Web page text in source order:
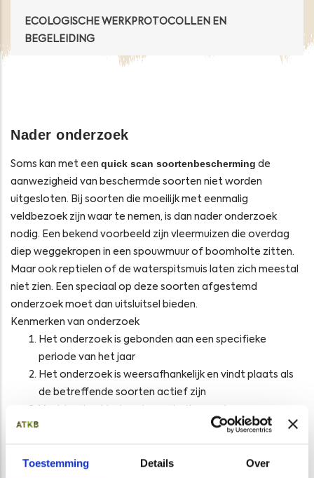
Toestemming Details Over
ECOLOGISCHE WERKPROTOCOLLEN EN
BEGELEIDING
Nader onderzoek
Soms kan met een quick scan soortenbescherming de
aanwezigheid van beschermde soorten niet worden
uitgesloten. Bij soorten die moeilijk met eenmalig
veldbezoek zijn waar te nemen, is dan nader onderzoek
nodig. Een bekend voorbeeld zijn vleermuizen die overdag
diep weggekropen in een spouwmuur of boomholte zitten.
Maar ook reptielen of de waterspitsmuis laten zich meestal
niet zien. Een speciaal op deze soorten afgestemd
onderzoek moet dan uitsluitsel bieden.
Kenmerken van onderzoek
Het onderzoek is gebonden aan een specifieke
periode van het jaar
Het onderzoek is weersafhankelijk en vindt plaats als
de betreffende soorten actief zijn
Er is een speciale methodiek nodig met bijbehorende
apparatuur